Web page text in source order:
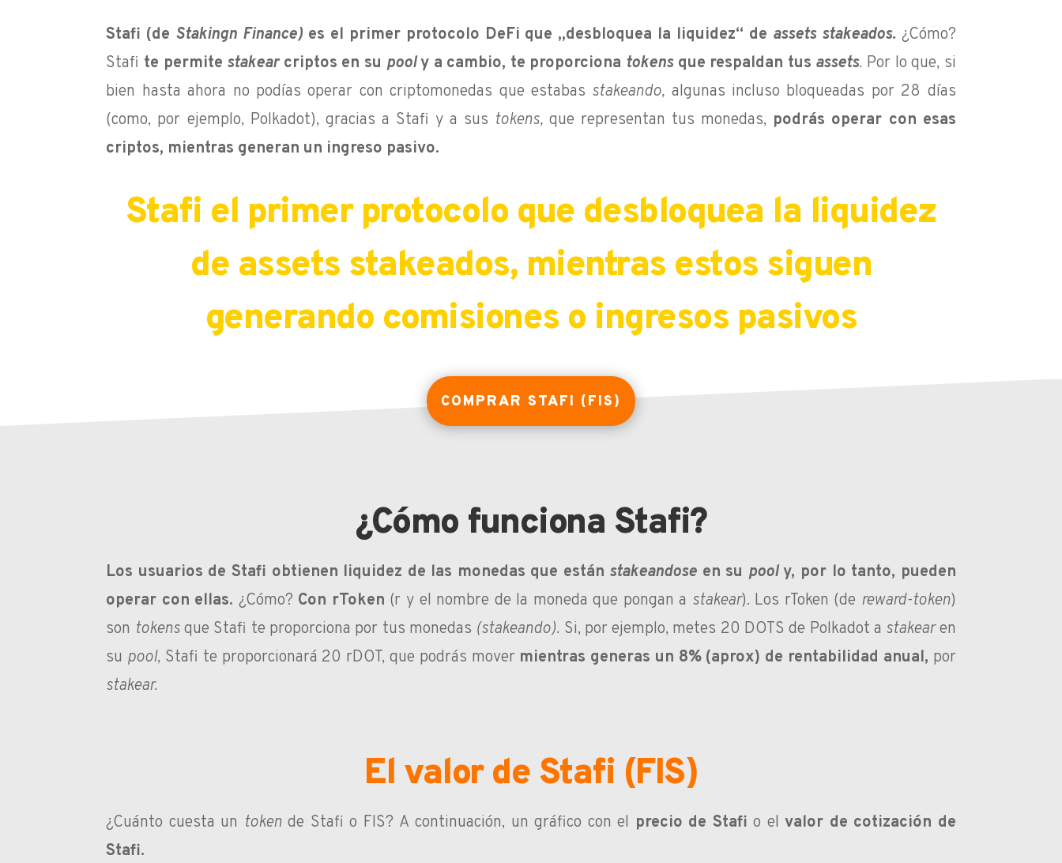
Stafi (de Stakingn Finance) es el primer protocolo DeFi que „desbloquea la liquidez“ de assets stakeados. ¿Cómo?
Stafi te permite stakearcriptos en su pooly a cambio, te proporciona tokensque respaldan tus assets. Por lo que, si
bien hasta ahora no podías operar con criptomonedas que estabas stakeando, algunas incluso bloqueadas por 28 días
(como, por ejemplo, Polkadot), gracias a Stafi y a sus tokens, que representan tus monedas, podrás operar con esas
criptos, mientras generan un ingreso pasivo.
Stafi el primer protocolo que desbloquea la liquidez
de assets stakeados, mientras estos siguen
generando comisiones o ingresos pasivos
COMPRAR STAFI (FIS)
¿Cómo funciona Stafi?
Los usuarios de Stafi obtienen liquidez de las monedas que están stakeandose en su pooly, por lo tanto, pueden
operar con ellas. ¿Cómo? Con rToken (r y el nombre de la moneda que pongan a stakear). Los rToken (de reward-token)
son tokensque Stafi te proporciona por tus monedas (stakeando). Si, por ejemplo, metes 20 DOTS de Polkadot a stakearen
su pool, Stafi te proporcionará 20 rDOT, que podrás mover mientras generas un 8% (aprox) de rentabilidad anual, por
stakear.
El valor de Stafi (FIS)
¿Cuánto cuesta un tokende Stafi o FIS? A continuación, un gráfico con el precio de Stafio el valor de cotización de
Stafi.